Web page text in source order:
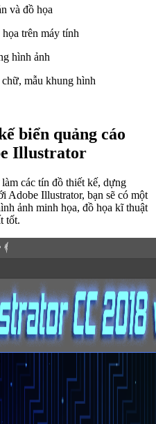
và đồ họa
trên máy tính
hình ảnh
mẫu khung hình
biển quảng cáo
Illustrator
các tín đồ thiết kế, dựng
Adobe Illustrator, bạn sẽ có một
ảnh minh họa, đồ họa kĩ thuật
tốt.